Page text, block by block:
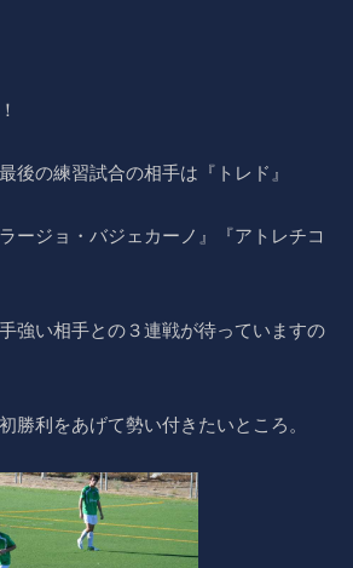
後の練習試合の相手は『トレド』
ージョ・バジェカーノ』『アトレチコ
強い相手との３連戦が待っていますの
勝利をあげて勢い付きたいところ。